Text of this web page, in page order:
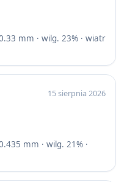
mm · wilg. 23% · wiatr
15 sierpnia 2026
mm · wilg. 21% ·